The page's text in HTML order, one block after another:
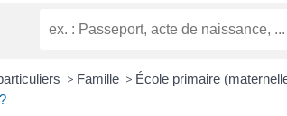
> Famille > École primaire